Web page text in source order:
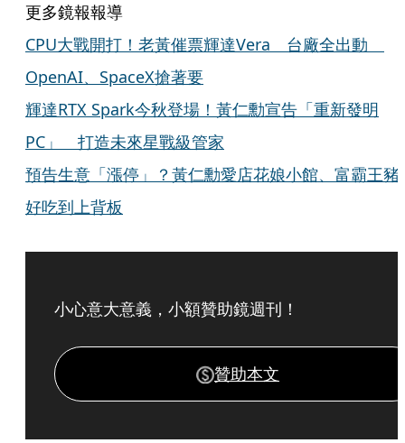
更多鏡報報導
CPU大戰開打！老黃催票輝達Vera 台廠全出動
OpenAI、SpaceX搶著要
輝達RTX Spark今秋登場！黃仁勳宣告「重新發明
PC」 打造未來星戰級管家
預告生意「漲停」？黃仁勳愛店花娘小館、富霸王豬
好吃到上背板
小心意大意義，小額贊助鏡週刊！
贊助本文